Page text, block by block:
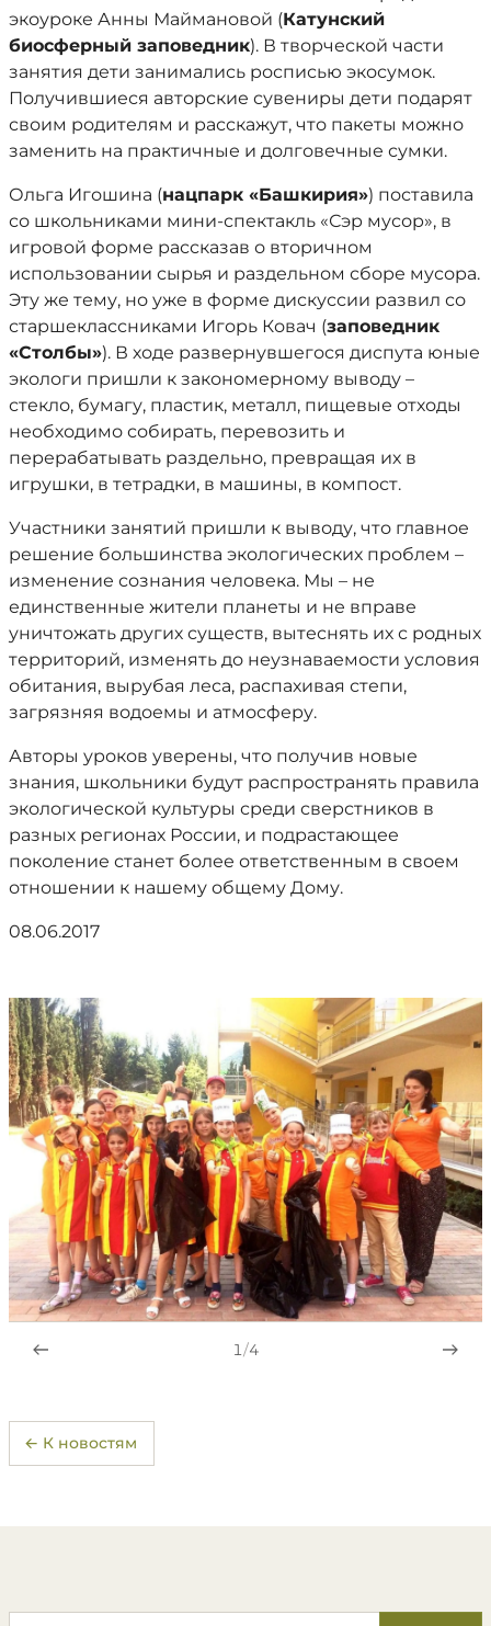
экоуроке Анны Маймановой (Катунский
биосферный заповедник). В творческой части
занятия дети занимались росписью экосумок.
Получившиеся авторские сувениры дети подарят
своим родителям и расскажут, что пакеты можно
заменить на практичные и долговечные сумки.
Ольга Игошина (нацпарк «Башкирия») поставила
со школьниками мини-спектакль «Сэр мусор», в
игровой форме рассказав о вторичном
использовании сырья и раздельном сборе мусора.
Эту же тему, но уже в форме дискуссии развил со
старшеклассниками Игорь Ковач (заповедник
«Столбы»). В ходе развернувшегося диспута юные
экологи пришли к закономерному выводу –
стекло, бумагу, пластик, металл, пищевые отходы
необходимо собирать, перевозить и
перерабатывать раздельно, превращая их в
игрушки, в тетрадки, в машины, в компост.
Участники занятий пришли к выводу, что главное
решение большинства экологических проблем –
изменение сознания человека. Мы – не
единственные жители планеты и не вправе
уничтожать других существ, вытеснять их с родных
территорий, изменять до неузнаваемости условия
обитания, вырубая леса, распахивая степи,
загрязняя водоемы и атмосферу.
Авторы уроков уверены, что получив новые
знания, школьники будут распространять правила
экологической культуры среди сверстников в
разных регионах России, и подрастающее
поколение станет более ответственным в своем
отношении к нашему общему Дому.
08.06.2017
1/4
← К новостям